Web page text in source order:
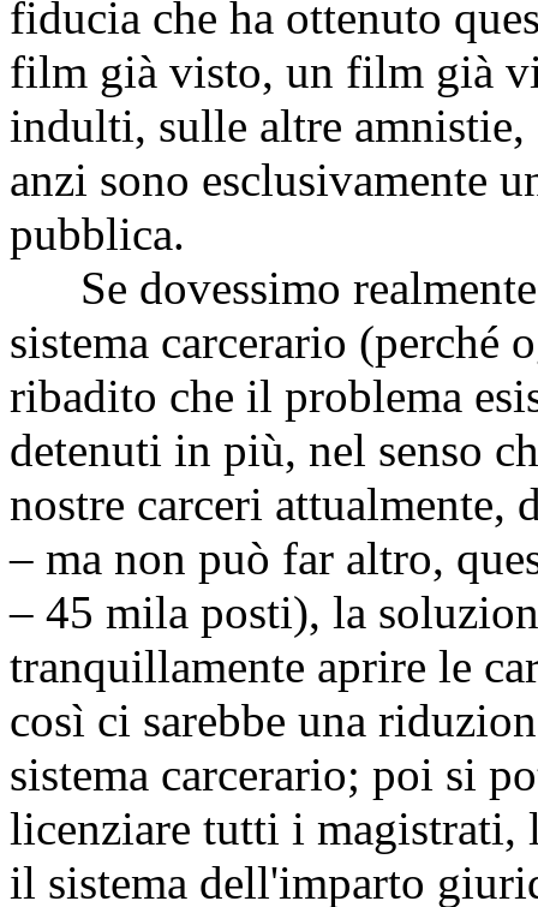
fiducia che ha ottenuto
film già visto, un film già
indulti, sulle altre
anzi sono esclusivamente
pubblica.
Se dovessimo
sistema carcerario (perché
ribadito che il problema
detenuti in più, nel senso
nostre carceri attualmente,
– ma non può far altro,
– 45 mila posti), la
tranquillamente aprire le
così ci sarebbe una
sistema carcerario; poi si
licenziare tutti i magistrati,
il sistema dell'imparto